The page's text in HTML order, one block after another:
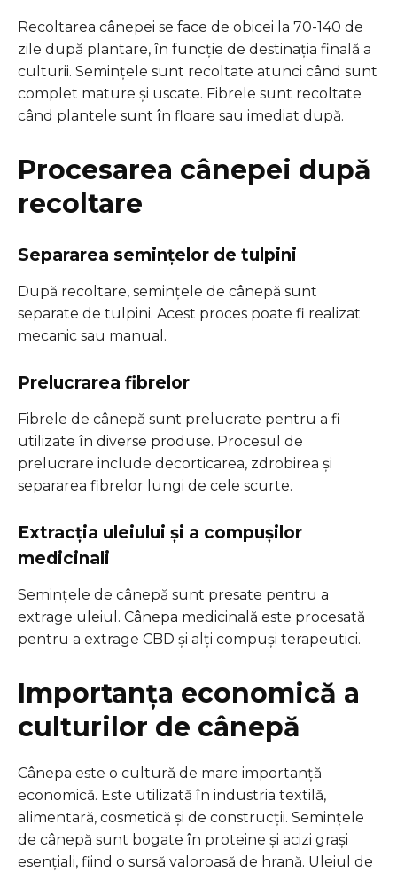
Recoltarea cânepei se face de obicei la 70-140 de
zile după plantare, în funcție de destinația finală a
culturii. Semințele sunt recoltate atunci când sunt
complet mature și uscate. Fibrele sunt recoltate
când plantele sunt în floare sau imediat după.
Procesarea cânepei după
recoltare
Separarea semințelor de tulpini
După recoltare, semințele de cânepă sunt
separate de tulpini. Acest proces poate fi realizat
mecanic sau manual.
Prelucrarea fibrelor
Fibrele de cânepă sunt prelucrate pentru a fi
utilizate în diverse produse. Procesul de
prelucrare include decorticarea, zdrobirea și
separarea fibrelor lungi de cele scurte.
Extracția uleiului și a compușilor
medicinali
Semințele de cânepă sunt presate pentru a
extrage uleiul. Cânepa medicinală este procesată
pentru a extrage CBD și alți compuși terapeutici.
Importanța economică a
culturilor de cânepă
Cânepa este o cultură de mare importanță
economică. Este utilizată în industria textilă,
alimentară, cosmetică și de construcții. Semințele
de cânepă sunt bogate în proteine și acizi grași
esențiali, fiind o sursă valoroasă de hrană. Uleiul de